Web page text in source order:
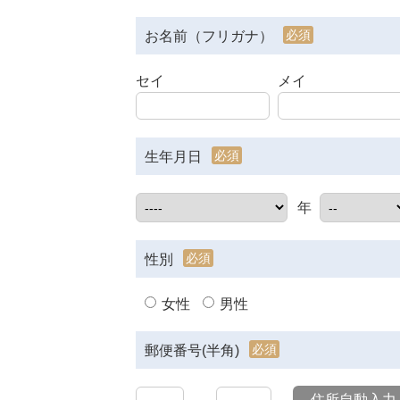
お名前（フリガナ） 必須
セイ メイ
生年月日 必須
年
性別 必須
女性 男性
郵便番号(半角) 必須